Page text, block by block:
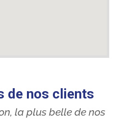
de nos clients
la plus belle de nos